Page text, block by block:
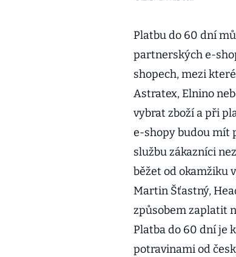
Platbu do 60 dní
partnerských e-
shopech, mezi
Astratex, Elnino
vybrat zboží a při
e-shopy budou mít
službu zákazníci
běžet od okamžiku
Martin Šťastný,
způsobem zaplatit
Platba do 60 dní je
potravinami od